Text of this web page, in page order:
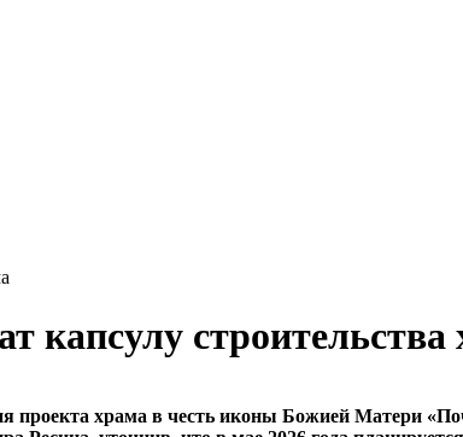
капсулу строительства
храма в честь иконы Божией Матери